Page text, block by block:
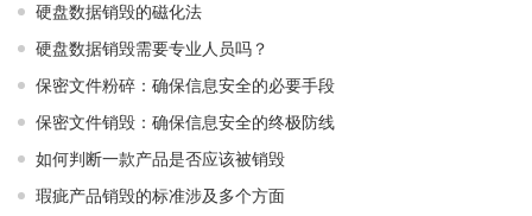
硬盘数据销毁的磁化法
硬盘数据销毁需要专业人员吗？
保密文件粉碎：确保信息安全的必要手段
保密文件销毁：确保信息安全的终极防线
如何判断一款产品是否应该被销毁
瑕疵产品销毁的标准涉及多个方面